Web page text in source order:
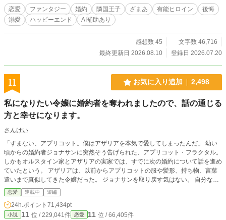
失ってから価値に気づく王国と、 初めて一人の人間として正当に評価された令
嬢の物語。
恋愛 ファンタジー 婚約 隣国王子 ざまあ 有能ヒロイン
後悔
溺愛
ハッピーエンド AI補助あり
感想数 45
文字数 46,716
最終更新日 2026.08.10
登録日 2026.07.20
11 お気に入り追加 2,498
私になりたい令嬢に婚約者を奪われましたので、話の通じる
方と幸せになります。
さんけい
「すまない、アプリコット。僕はアザリアを本気で愛してしまったんだ」 幼い
頃からの婚約者ジョナサンに突然そう告げられた、アプリコット・フラクタル。
しかもオルスタイン家とアザリアの実家では、すでに次の婚約について話を進め
ていたという。 アザリアは、以前からアプリコットの服や髪形、持ち物、言葉
遣いまで真似してきた令嬢だった。 ジョナサンを取り戻す気はない。 自分なら
理解してくれる、自分なら次の相手が見つかる――そんな理由で誠実さを省いた
男など、もう結構。 家族に次の釣り書きを頼んだアプリコットは、学者肌の侯
爵家次男ヘルムート・ナイヤガラと出会う。 彼はアプリコットの長い話を最後
まで聞く。 ただし、何でも肯定するわけではない。途中で反論し、間違いを指
恋愛 連載中 短編
24h.ポイント 71,434pt
小説 11 位 / 229,041件 恋愛 11 位 / 66,405件